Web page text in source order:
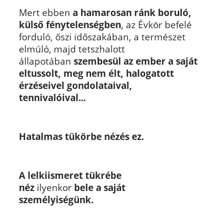
Mert ebben a hamarosan ránk boruló,
külső fénytelenségben, az Évkör befelé
forduló, őszi időszakában, a természet
elmúló, majd tetszhalott
állapotában szembesül az ember a saját
eltussolt, meg nem élt, halogatott
érzéseivel gondolataival,
tennivalóival...
Hatalmas tükörbe nézés ez.
A lelkiismeret tükrébe
néz ilyenkor bele a saját
személyiségünk.